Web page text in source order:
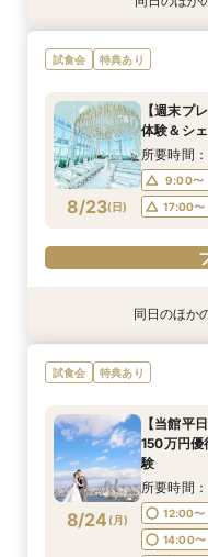
特典あり
8/22(土)
【料理重
スペシャ
9:00〜
17:00〜
特典あり
8/22(土)
【初めて
お気軽×シ
9:00〜
17:00〜
特典あり
8/22(土)
【17時以
景×スペシ
17:00〜
18:00〜
特典あり
8/22(土)
2名様から
エディング
9:00〜
17:00〜
特典あり
8/22(土)
【愛犬と
タンプ×厳
9:00〜
17:00〜
試食会 特典あり
8/23(日)
【週末プ
体験＆シ
所要時間
9:00〜
17:00〜
特典あり
8/23(日)
【初めて
お気軽×シ
9:00〜
特典あり
8/23(日)
【17時以
景×スペシ
17:00〜
特典あり
8/23(日)
2名様から
エディング
9:00〜
特典あり
8/23(日)
【愛犬と
タンプ×厳
9:00〜
同日のほか
試食会 特典あり
8/24 (月)
【当館平
150万円優
験
所要時間
12:00〜
14:00〜